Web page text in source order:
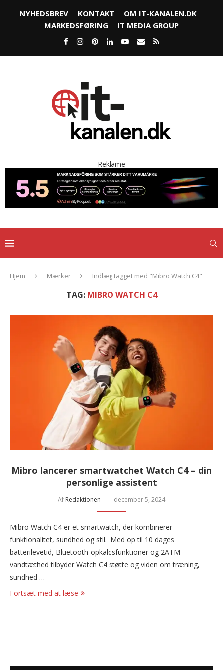
NYHEDSBREV KONTAKT
OM IT-KANALEN.DK
MARKEDSFØRING
IT MEDIA GROUP
Reklame
Hjem Mærker Indlæg tagget med "Mibro Watch C4"
TAG: MIBRO WATCH C4
Mibro lancerer smartwatchet Watch C4 – din
personlige assistent
Af Redaktionen december 5, 2024
Mibro Watch C4 er et smartwatch, der kombinerer
funktionalitet, sundhed og stil. Med op til 10 dages
batterilevetid, Bluetooth-opkaldsfunktioner og 2ATM-
vandtæthed tilbyder Watch C4 støtte og viden om træning,
sundhed …
Fortsæt med at læse